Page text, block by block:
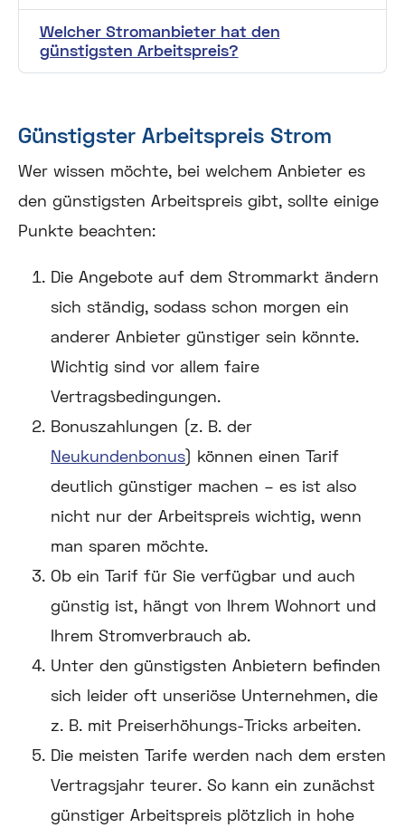
Welcher Stromanbieter hat den
günstigsten Arbeitspreis?
Günstigster Arbeitspreis Strom
Wer wissen möchte, bei welchem Anbieter es
den günstigsten Arbeitspreis gibt, sollte einige
Punkte beachten:
Die Angebote auf dem Strommarkt ändern
sich ständig, sodass schon morgen ein
anderer Anbieter günstiger sein könnte.
Wichtig sind vor allem faire
Vertragsbedingungen.
Bonuszahlungen (z. B. der
Neukundenbonus) können einen Tarif
deutlich günstiger machen – es ist also
nicht nur der Arbeitspreis wichtig, wenn
man sparen möchte.
Ob ein Tarif für Sie verfügbar und auch
günstig ist, hängt von Ihrem Wohnort und
Ihrem Stromverbrauch ab.
Unter den günstigsten Anbietern befinden
sich leider oft unseriöse Unternehmen, die
z. B. mit Preiserhöhungs-Tricks arbeiten.
Die meisten Tarife werden nach dem ersten
Vertragsjahr teurer. So kann ein zunächst
günstiger Arbeitspreis plötzlich in hohe